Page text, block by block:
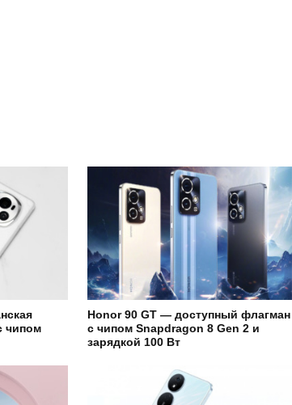
чипом
Honor 90 GT — доступный флагман
с чипом Snapdragon 8 Gen 2 и
зарядкой 100 Вт